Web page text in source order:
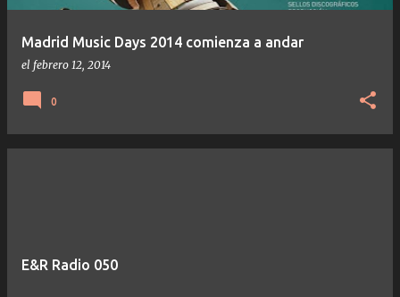
Madrid Music Days 2014 comienza a andar
el febrero 12, 2014
0
E&R Radio 050